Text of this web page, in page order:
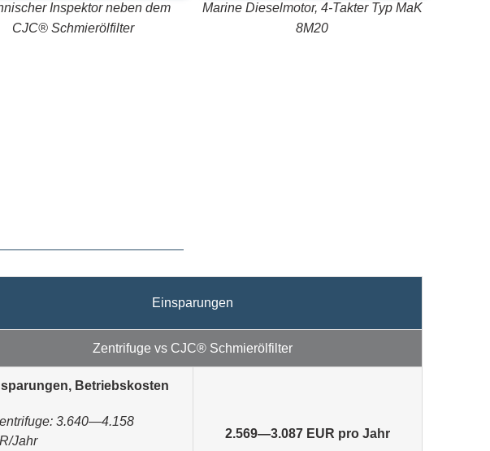
Inspektor neben dem
CJC® Schmierölfilter
Marine Dieselmotor, 4-Takter Typ MaK
8M20
Einsparungen
Zentrifuge vs CJC® Schmierölfilter
Betriebskosten
3.640—4.158
Jahr
2.569—3.087 EUR pro Jahr